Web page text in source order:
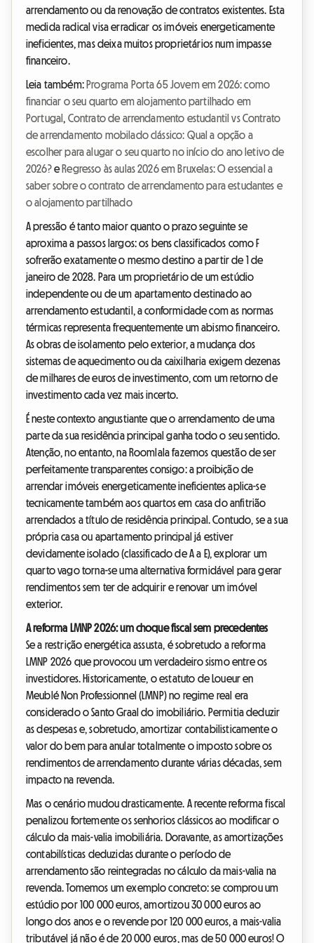
arrendamento ou da renovação de contratos existentes. Esta
medida radical visa erradicar os imóveis energeticamente
ineficientes, mas deixa muitos proprietários num impasse
financeiro.
Leia também: Programa Porta 65 Jovem em 2026: como
financiar o seu quarto em alojamento partilhado em
Portugal , Contrato de arrendamento estudantil vs Contrato
de arrendamento mobilado clássico: Qual a opção a
escolher para alugar o seu quarto no início do ano letivo de
2026?e Regresso às aulas 2026 em Bruxelas: O essencial a
saber sobre o contrato de arrendamento para estudantes e
o alojamento partilhado
A pressão é tanto maior quanto o prazo seguinte se
aproxima a passos largos: os bens classificados como F
sofrerão exatamente o mesmo destino a partir de 1 de
janeiro de 2028. Para um proprietário de um estúdio
independente ou de um apartamento destinado ao
arrendamento estudantil, a conformidade com as normas
térmicas representa frequentemente um abismo financeiro.
As obras de isolamento pelo exterior, a mudança dos
sistemas de aquecimento ou da caixilharia exigem dezenas
de milhares de euros de investimento, com um retorno de
investimento cada vez mais incerto.
É neste contexto angustiante que o arrendamento de uma
parte da sua residência principal ganha todo o seu sentido.
Atenção, no entanto, na Roomlala fazemos questão de ser
perfeitamente transparentes consigo: a proibição de
arrendar imóveis energeticamente ineficientes aplica-se
tecnicamente também aos quartos em casa do anfitrião
arrendados a título de residência principal. Contudo, se a sua
própria casa ou apartamento principal já estiver
devidamente isolado (classificado de A a E), explorar um
quarto vago torna-se uma alternativa formidável para gerar
rendimentos sem ter de adquirir e renovar um imóvel
exterior.
A reforma LMNP 2026: um choque fiscal sem precedentes
Se a restrição energética assusta, é sobretudo a reforma
LMNP 2026 que provocou um verdadeiro sismo entre os
investidores. Historicamente, o estatuto de Loueur en
Meublé Non Professionnel (LMNP) no regime real era
considerado o Santo Graal do imobiliário. Permitia deduzir
as despesas e, sobretudo, amortizar contabilisticamente o
valor do bem para anular totalmente o imposto sobre os
rendimentos de arrendamento durante várias décadas, sem
impacto na revenda.
Mas o cenário mudou drasticamente. A recente reforma fiscal
penalizou fortemente os senhorios clássicos ao modificar o
cálculo da mais-valia imobiliária. Doravante, as amortizações
contabilísticas deduzidas durante o período de
arrendamento são reintegradas no cálculo da mais-valia na
revenda. Tomemos um exemplo concreto: se comprou um
estúdio por 100 000 euros, amortizou 30 000 euros ao
longo dos anos e o revende por 120 000 euros, a mais-valia
tributável já não é de 20 000 euros, mas de 50 000 euros! O